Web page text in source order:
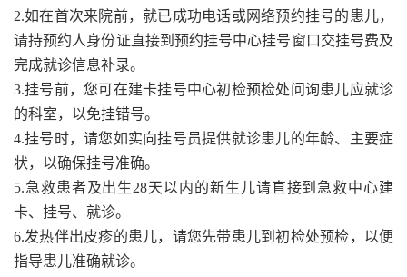
2.如在首次来院前，就已成功电话或网络预约挂号的患儿，
请持预约人身份证直接到预约挂号中心挂号窗口交挂号费及
完成就诊信息补录。
3.挂号前，您可在建卡挂号中心初检预检处问询患儿应就诊
的科室，以免挂错号。
4.挂号时，请您如实向挂号员提供就诊患儿的年龄、主要症
状，以确保挂号准确。
5.急救患者及出生28天以内的新生儿请直接到急救中心建
卡、挂号、就诊。
6.发热伴出皮疹的患儿，请您先带患儿到初检处预检，以便
指导患儿准确就诊。